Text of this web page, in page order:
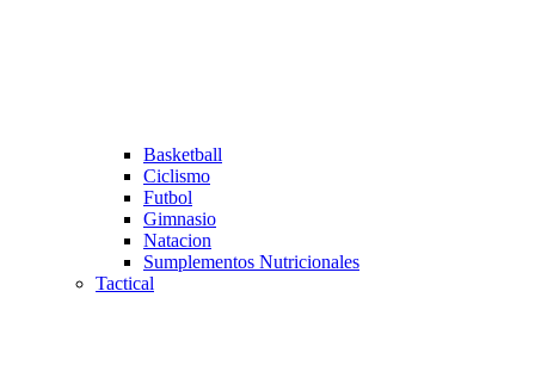
Basketball
Ciclismo
Futbol
Gimnasio
Natacion
Sumplementos Nutricionales
Tactical